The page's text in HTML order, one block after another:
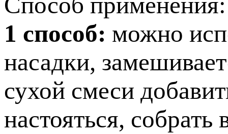
1 способ: можно
насадки,
сухой смеси
настояться, собрать